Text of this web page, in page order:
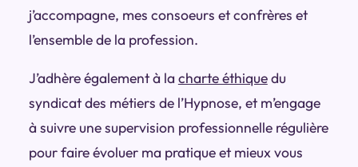
j’accompagne, mes consoeurs et confrères et
l’ensemble de la profession.
J’adhère également à la charte éthiquedu
syndicat des métiers de l’Hypnose, et m’engage
à suivre une supervision professionnelle régulière
pour faire évoluer ma pratique et mieux vous